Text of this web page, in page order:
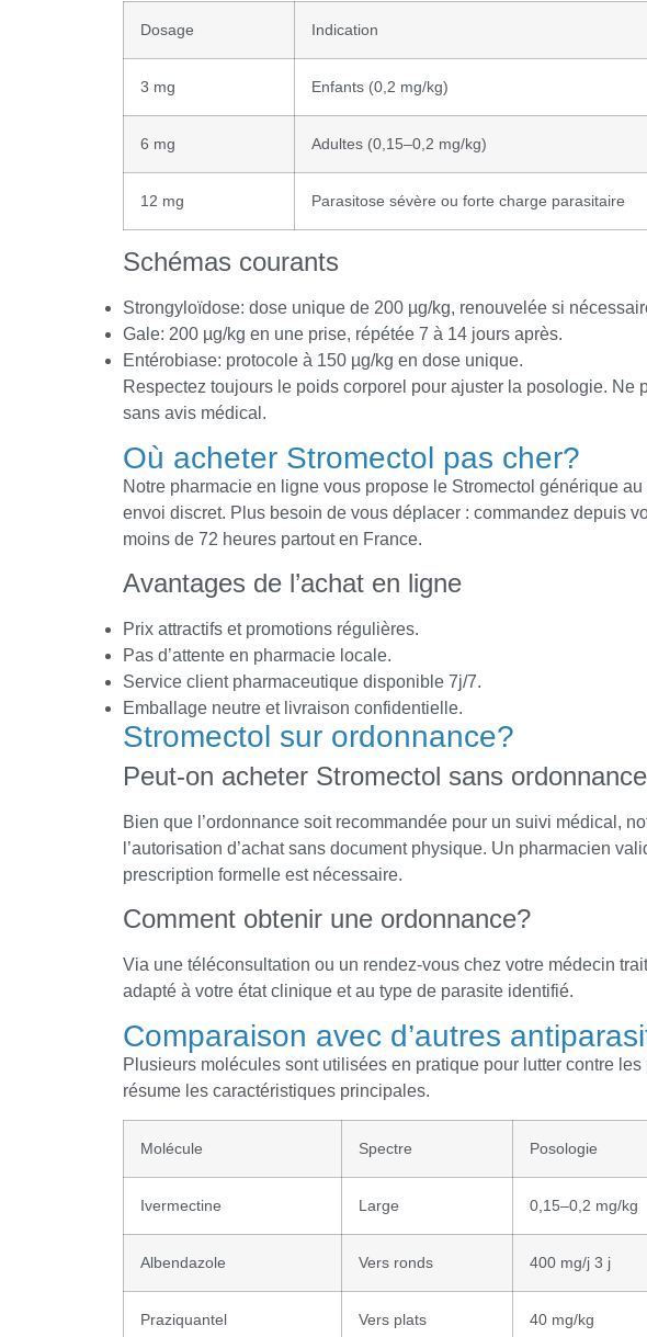
Dosage Indication
3 mg Enfants (0,2 mg/kg)
6 mg Adultes (0,15–0,2 mg/kg)
12 mg Parasitose sévère ou forte charge parasitaire
Schémas courants
Strongyloïdose: dose unique de 200 µg/kg, renouvelée si
Gale: 200 µg/kg en une prise, répétée 7 à 14 jours après.
Entérobiase: protocole à 150 µg/kg en dose unique.
Respectez toujours le poids corporel pour ajuster la posologie. Ne
sans avis médical.
Où acheter Stromectol pas cher?
Notre pharmacie en ligne vous propose le Stromectol générique
envoi discret. Plus besoin de vous déplacer : commandez depuis
moins de 72 heures partout en France.
Avantages de l’achat en ligne
Prix attractifs et promotions régulières.
Pas d’attente en pharmacie locale.
Service client pharmaceutique disponible 7j/7.
Emballage neutre et livraison confidentielle.
Stromectol sur ordonnance?
Peut-on acheter Stromectol sans
Bien que l’ordonnance soit recommandée pour un suivi médical,
l’autorisation d’achat sans document physique. Un pharmacien
prescription formelle est nécessaire.
Comment obtenir une ordonnance?
Via une téléconsultation ou un rendez-vous chez votre médecin
adapté à votre état clinique et au type de parasite identifié.
Comparaison avec d’autres
Plusieurs molécules sont utilisées en pratique pour lutter contre
résume les caractéristiques principales.
Molécule Spectre Posologie
Ivermectine Large 0,15–0,2 mg/kg
Albendazole Vers ronds 400 mg/j 3 j
Praziquantel Vers plats 40 mg/kg